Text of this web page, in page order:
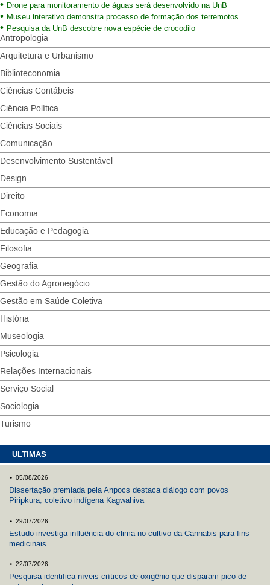
Drone para monitoramento de águas será desenvolvido na UnB
Museu interativo demonstra processo de formação dos terremotos
Pesquisa da UnB descobre nova espécie de crocodilo
Antropologia
Arquitetura e Urbanismo
Biblioteconomia
Ciências Contábeis
Ciência Política
Ciências Sociais
Comunicação
Desenvolvimento Sustentável
Design
Direito
Economia
Educação e Pedagogia
Filosofia
Geografia
Gestão do Agronegócio
Gestão em Saúde Coletiva
História
Museologia
Psicologia
Relações Internacionais
Serviço Social
Sociologia
Turismo
ULTIMAS
. 05/08/2026
Dissertação premiada pela Anpocs destaca diálogo com povos
Piripkura, coletivo indígena Kagwahiva
. 29/07/2026
Estudo investiga influência do clima no cultivo da Cannabis para fins
medicinais
. 22/07/2026
Pesquisa identifica níveis críticos de oxigênio que disparam pico de